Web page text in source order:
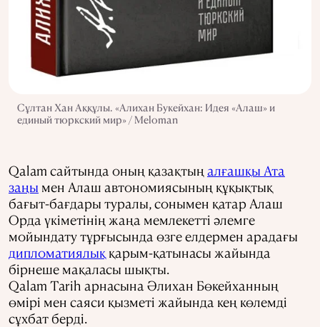
Сұлтан Хан Аққұлы. «Алихан Букейхан: Идея «Алаш» и
единый тюркский мир» / Meloman
Qalam сайтында оның қазақтың алғашқы Ата
заңы мен Алаш автономиясының құқықтық
бағыт-бағдары туралы, сонымен қатар Алаш
Орда үкіметінің жаңа мемлекетті әлемге
мойындату тұрғысында өзге елдермен арадағы
дипломатиялық қарым-қатынасы жайында
бірнеше мақаласы шықты.
Qalam Tarih арнасына Әлихан Бөкейханның
өмірі мен саяси қызметі жайында кең көлемді
сұхбат берді.